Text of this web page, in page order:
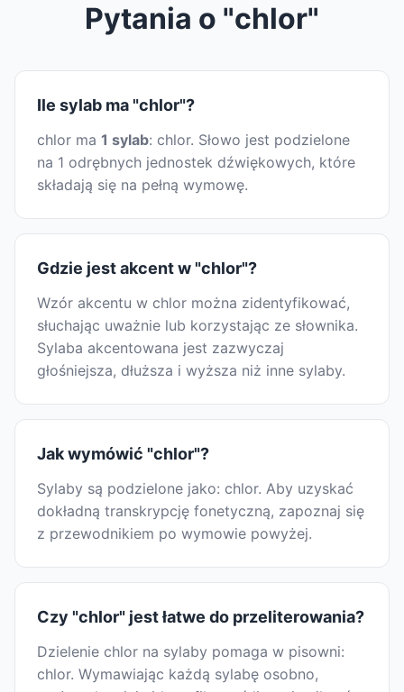
Pytania o "chlor"
Ile sylab ma "chlor"?
chlor ma 1 sylab: chlor. Słowo jest podzielone
na 1 odrębnych jednostek dźwiękowych, które
składają się na pełną wymowę.
Gdzie jest akcent w "chlor"?
Wzór akcentu w chlor można zidentyfikować,
słuchając uważnie lub korzystając ze słownika.
Sylaba akcentowana jest zazwyczaj
głośniejsza, dłuższa i wyższa niż inne sylaby.
Jak wymówić "chlor"?
Sylaby są podzielone jako: chlor. Aby uzyskać
dokładną transkrypcję fonetyczną, zapoznaj się
z przewodnikiem po wymowie powyżej.
Czy "chlor" jest łatwe do przeliterowania?
Dzielenie chlor na sylaby pomaga w pisowni:
chlor. Wymawiając każdą sylabę osobno,